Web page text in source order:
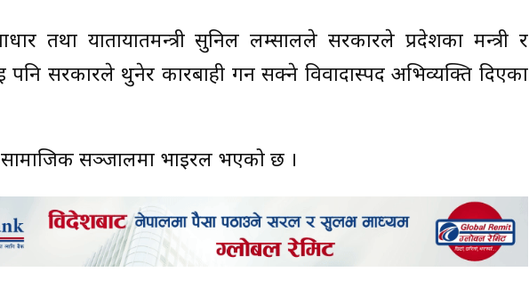
तथा यातायातमन्त्री सुनिल लम्सालले सरकारले प्रदेशका मन्त्री र
पनि सरकारले थुनेर कारबाही गर्न सक्ने विवादास्पद अभिव्यक्ति दिएका
सञ्जालमा भाइरल भएको छ ।